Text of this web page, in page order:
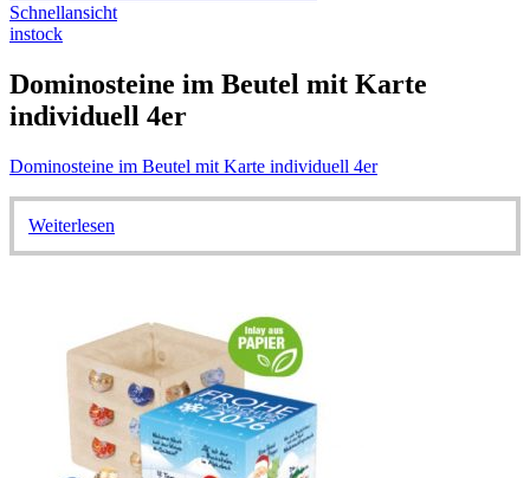
Schnellansicht
instock
Dominosteine im Beutel mit Karte
individuell 4er
Dominosteine im Beutel mit Karte individuell 4er
Weiterlesen